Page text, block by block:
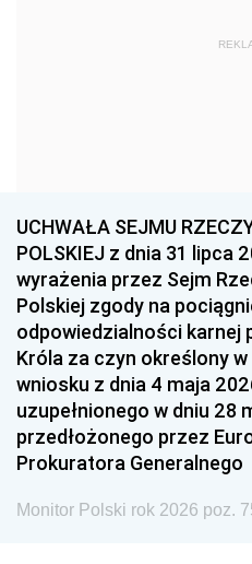
1968
1954 1953
1951 1950
1948 1947
1939 1938
1936 1930
UCHWAŁA SEJMU
POLSKIEJ z dnia 31 lipca
wyrażenia przez Sejm
Polskiej zgody na
odpowiedzialności karnej
Króla za czyn określony
wniosku z dnia 4 maja
uzupełnionego w dniu 28
przedłożonego przez
Prokuratora Generalnego
Monitor Polski rok 2026 poz.